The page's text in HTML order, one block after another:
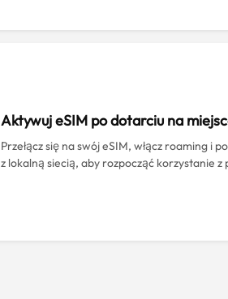
Aktywuj eSIM po dotarciu na
Przełącz się na swój eSIM, włącz roaming i
z lokalną siecią, aby rozpocząć korzystanie z